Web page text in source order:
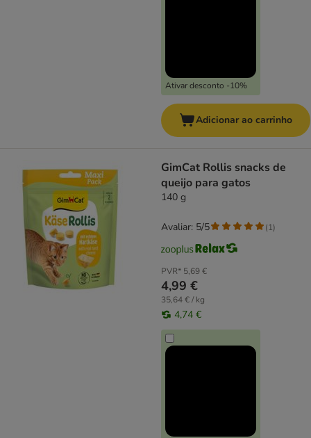
Ativar desconto -10%
Adicionar ao carrinho
GimCat Rollis snacks de
queijo para gatos
140 g
PVR* 5,69 €
4,99 €
35,64 € / kg
4,74 €
Avaliar: 5/5 (1)